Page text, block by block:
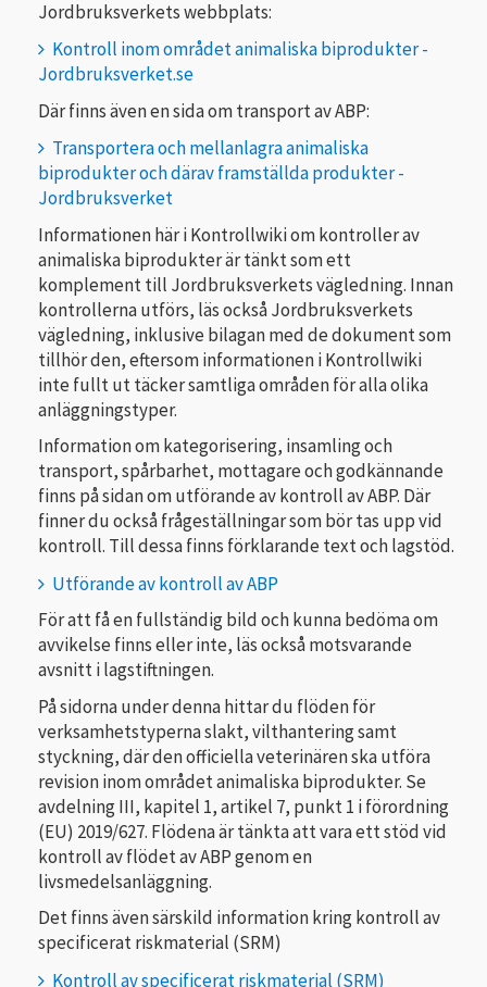
Jordbruksverkets webbplats:
Kontroll inom området animaliska biprodukter -
Jordbruksverket.se
Där finns även en sida om transport av ABP:
Transportera och mellanlagra animaliska
biprodukter och därav framställda produkter -
Jordbruksverket
Informationen här i Kontrollwiki om kontroller av
animaliska biprodukter är tänkt som ett
komplement till Jordbruksverkets vägledning. Innan
kontrollerna utförs, läs också Jordbruksverkets
vägledning, inklusive bilagan med de dokument som
tillhör den, eftersom informationen i Kontrollwiki
inte fullt ut täcker samtliga områden för alla olika
anläggningstyper.
Information om kategorisering, insamling och
transport, spårbarhet, mottagare och godkännande
finns på sidan om utförande av kontroll av ABP. Där
finner du också frågeställningar som bör tas upp vid
kontroll. Till dessa finns förklarande text och lagstöd.
Utförande av kontroll av ABP
För att få en fullständig bild och kunna bedöma om
avvikelse finns eller inte, läs också motsvarande
avsnitt i lagstiftningen.
På sidorna under denna hittar du flöden för
verksamhetstyperna slakt, vilthantering samt
styckning, där den officiella veterinären ska utföra
revision inom området animaliska biprodukter. Se
avdelning III, kapitel 1, artikel 7, punkt 1 i förordning
(EU) 2019/627. Flödena är tänkta att vara ett stöd vid
kontroll av flödet av ABP genom en
livsmedelsanläggning.
Det finns även särskild information kring kontroll av
specificerat riskmaterial (SRM)
Kontroll av specificerat riskmaterial (SRM)